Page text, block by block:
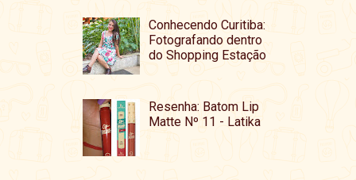
Conhecendo Curitiba:
Fotografando dentro
do Shopping Estação
Resenha: Batom Lip
Matte Nº 11 - Latika